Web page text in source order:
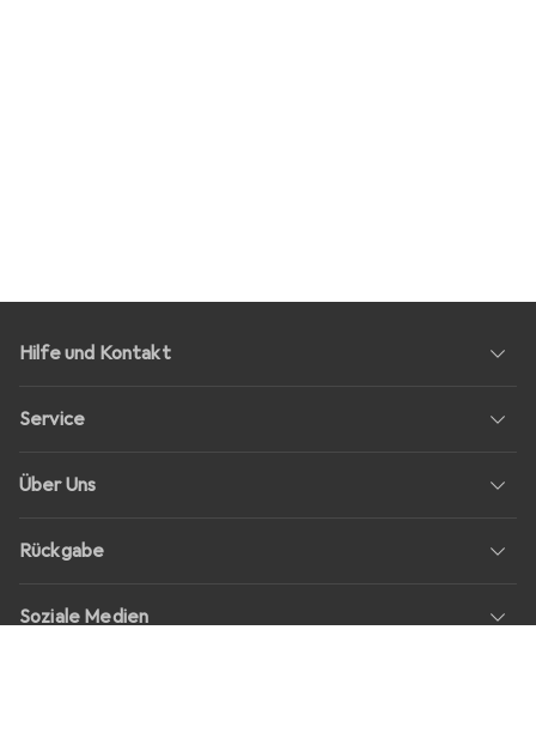
Hilfe und Kontakt
Service
Über Uns
Rückgabe
Soziale Medien